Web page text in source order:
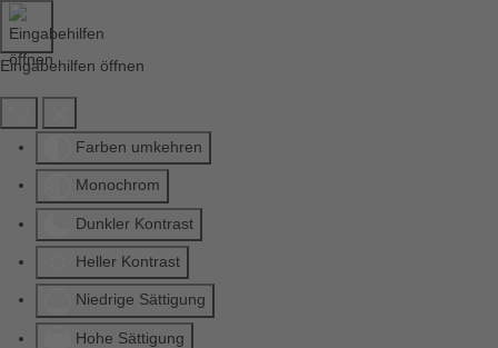
Eingabehilfen öffnen
Farben umkehren
Monochrom
Dunkler Kontrast
Heller Kontrast
Niedrige Sättigung
Hohe Sättigung